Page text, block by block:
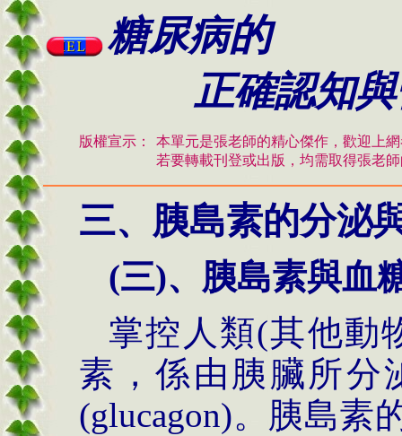
糖尿病的
正確認知
版權宣示：
本單元是張老師的精心傑作，歡迎上
若要轉載刊登或出版，均需取得張老
三、胰島素的分泌
(三)、胰島素與血
掌控人類(其他動
素，係由胰臟所分
(glucagon)。胰島素